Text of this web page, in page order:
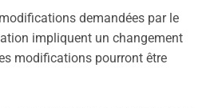
demandées par le
impliquent un changement
modifications pourront être